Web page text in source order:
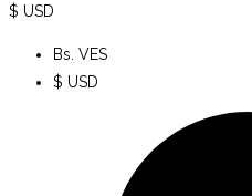
$ USD
Bs. VES
$ USD